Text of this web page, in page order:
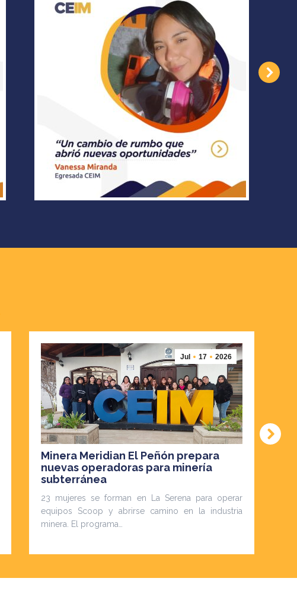
Jul 17 2026
Minera Meridian El Peñón prepara
nuevas operadoras para minería
subterránea
23 mujeres se forman en La Serena para operar
equipos Scoop y abrirse camino en la industria
minera. El programa…